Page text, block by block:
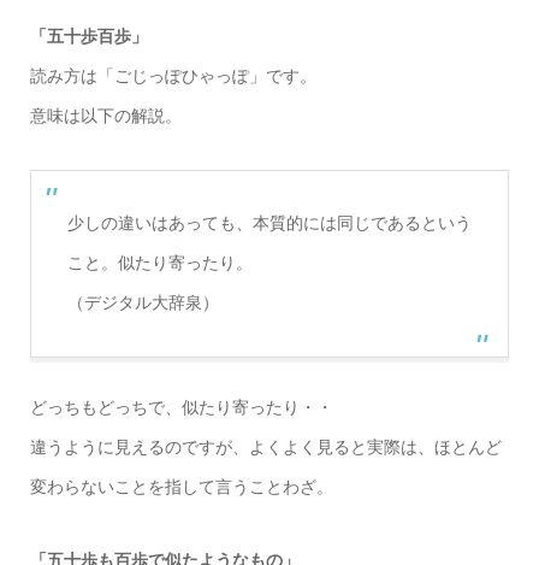
「五十歩百歩」
読み方は「ごじっぽひゃっぽ」です。
意味は以下の解説。
少しの違いはあっても、本質的には同じであるという
こと。似たり寄ったり。
（デジタル大辞泉）
どっちもどっちで、似たり寄ったり・・
違うように見えるのですが、よくよく見ると実際は、ほとんど
変わらないことを指して言うことわざ。
「五十歩も百歩で似たようなもの」